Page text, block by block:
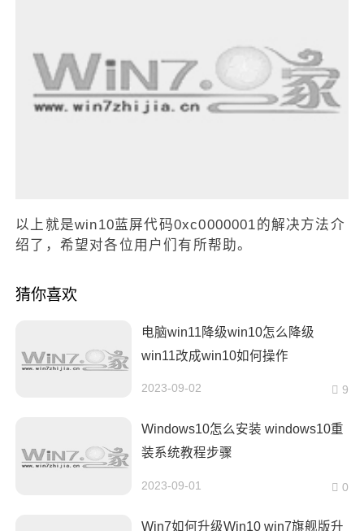
以上就是win10蓝屏代码0xc0000001的解决方法介
绍了，希望对各位用户们有所帮助。
猜你喜欢
电脑win11降级win10怎么降级
win11改成win10如何操作
2023-09-02 9
Windows10怎么安装 windows10重
装系统教程步骤
2023-09-01 0
Win7如何升级Win10 win7旗舰版升